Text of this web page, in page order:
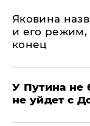
Яковина
и его режим,
конец
У Путина не
не уйдет с